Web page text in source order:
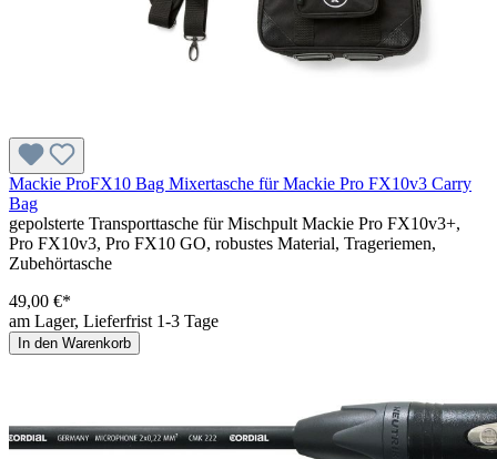
Mackie ProFX10 Bag Mixertasche für Mackie Pro FX10v3 Carry
Bag
gepolsterte Transporttasche für Mischpult Mackie Pro FX10v3+,
Pro FX10v3, Pro FX10 GO, robustes Material, Trageriemen,
Zubehörtasche
49,00 €*
am Lager, Lieferfrist 1-3 Tage
In den Warenkorb